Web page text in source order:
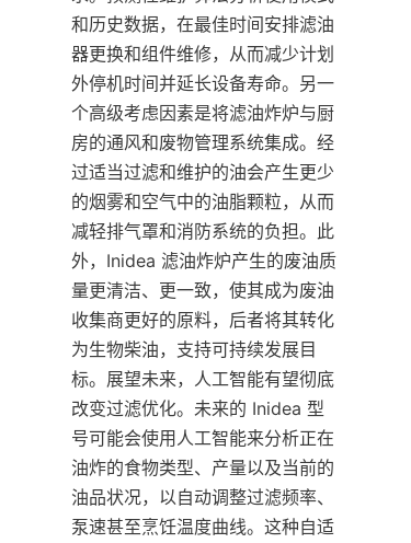
和历史数据，在最佳时间安排滤油
器更换和组件维修，从而减少计划
外停机时间并延长设备寿命。另一
个高级考虑因素是将滤油炸炉与厨
房的通风和废物管理系统集成。经
过适当过滤和维护的油会产生更少
的烟雾和空气中的油脂颗粒，从而
减轻排气罩和消防系统的负担。此
外，Inidea 滤油炸炉产生的废油质
量更清洁、更一致，使其成为废油
收集商更好的原料，后者将其转化
为生物柴油，支持可持续发展目
标。展望未来，人工智能有望彻底
改变过滤优化。未来的 Inidea 型
号可能会使用人工智能来分析正在
油炸的食物类型、产量以及当前的
油品状况，以自动调整过滤频率、
泵速甚至烹饪温度曲线。这种自适